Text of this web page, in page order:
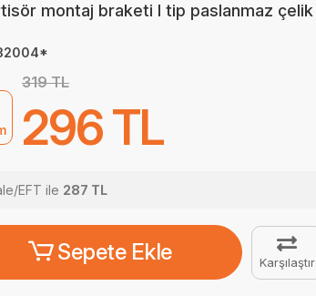
montaj braketi l tip paslanmaz çelik
319 TL
296 TL
EFT ile 287 TL
Sepete Ekle Karşılaştır